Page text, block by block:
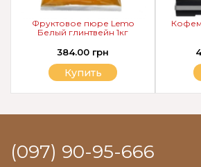
Фруктовое пюре Lemo
Белый глинтвейн 1кг
384.00 грн
Купить
(097) 90-95-666